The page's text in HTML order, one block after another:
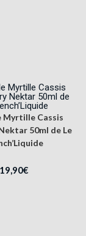
Myrtille Cassis
50ml de Le
19,90€